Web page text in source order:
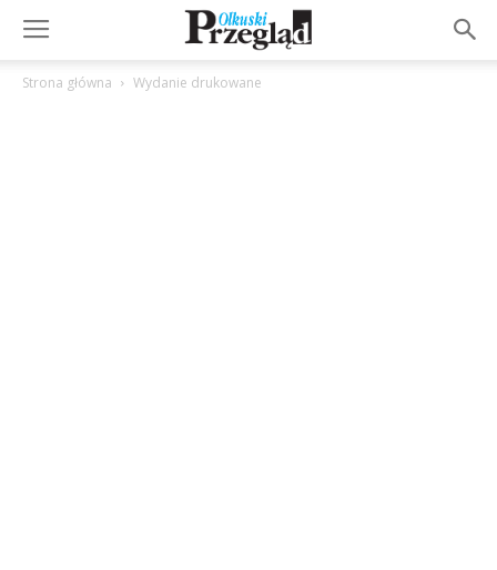
Strona główna Wydanie drukowane